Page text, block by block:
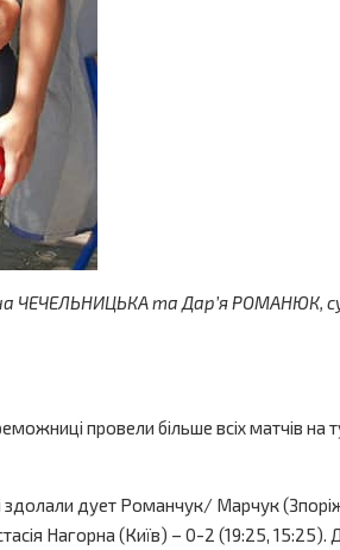
ЧЕЧЕЛЬНИЦЬКА та Дар’я РОМАНЮК,
провели більше всіх матчів на
дует Романчук/ Марчук
Нагорна (Київ) – 0-2 (19:25, 15:25).